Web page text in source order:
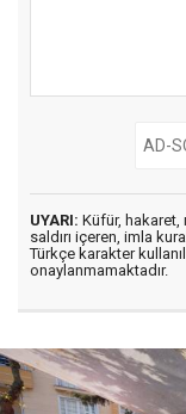
UYARI: Küfür, hakaret,
saldırı içeren, imla
Türkçe karakter
onaylanmamaktadır.